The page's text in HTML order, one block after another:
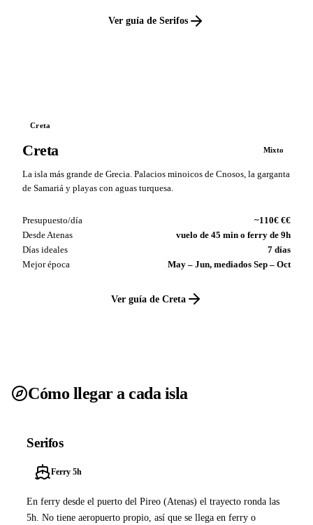
Ver guía de Serifos
Creta
Creta Mixto
La isla más grande de Grecia. Palacios minoicos de Cnosos, la garganta
de Samariá y playas con aguas turquesa.
Presupuesto/día
~110€ €€
Desde Atenas
vuelo de 45 min o ferry de 9h
Días ideales
7 días
Mejor época
May – Jun, mediados Sep – Oct
Ver guía de Creta
Cómo llegar a cada isla
Serifos
Ferry 5h
En ferry desde el puerto del Pireo (Atenas) el trayecto ronda las
5h. No tiene aeropuerto propio, así que se llega en ferry o